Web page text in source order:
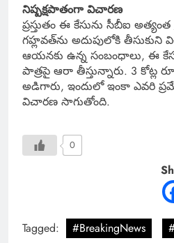
నిష్పక్షపాతంగా విచారణ
ప్రస్తుతం ఈ కేసును సీబీఐ అత్యంత
గహ్లవత్‌ను అదుపులోకి
ఆయనకు ఉన్న సంబంధాలు, ఈ
పాత్రపై ఆరా తీస్తున్నారు. 3 కోట్ల
అడిగారు, ఇందులో ఇంకా ఎవరి
విచారణ సాగుతోంది.
0
Tagged: #BreakingNews